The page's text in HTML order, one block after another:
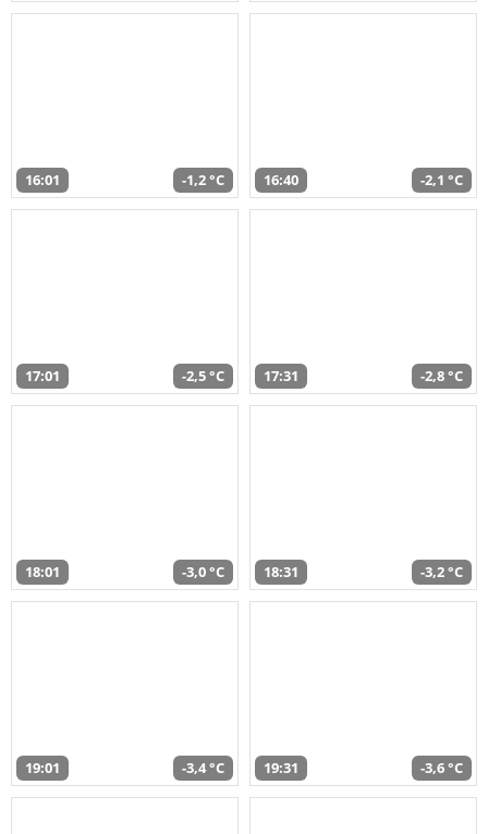
16:01 -1,2 °C 16:40 -2,1 °C
17:01 -2,5 °C 17:31 -2,8 °C
18:01 -3,0 °C 18:31 -3,2 °C
19:01 -3,4 °C 19:31 -3,6 °C